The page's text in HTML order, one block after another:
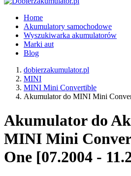
Home
Akumulatory samochodowe
Wyszukiwarka akumulatorów
Marki aut
Blog
dobierzakumulator.pl
MINI
MINI Mini Convertible
Akumulator do MINI Mini
Akumulator do
MINI Mini
One [07.2004 -